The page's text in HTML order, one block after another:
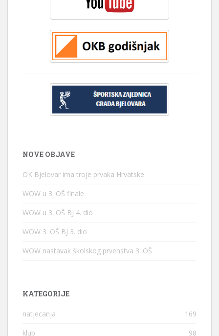
NOVE OBJAVE
OK Bjelovar ima troje prvaka Hrvatske
WOW u 3. OŠ finale
WOW u 3. OŠ BJ 4. dio
WOW 3. OŠ BJ 3. dio
WOW nastavak školskog prvenstva 3. OŠ
KATEGORIJE
natjecanja 169
klub 98